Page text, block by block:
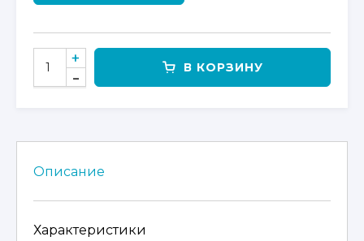
КОЛИЧЕСТВО
ТОВАРА
2A
В КОРЗИНУ
Описание
Характеристики